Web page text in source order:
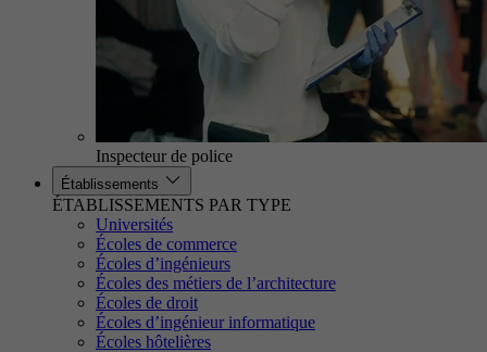
Inspecteur de police
Établissements
ÉTABLISSEMENTS PAR TYPE
Universités
Écoles de commerce
Écoles d’ingénieurs
Écoles des métiers de l’architecture
Écoles de droit
Écoles d’ingénieur informatique
Écoles hôtelières